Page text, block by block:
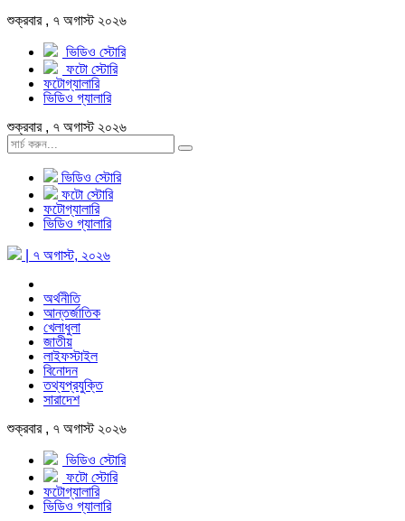
শুক্রবার , ৭ অগাস্ট ২০২৬
ভিডিও স্টোরি
ফটো স্টোরি
ফটোগ্যালারি
ভিডিও গ্যালারি
শুক্রবার , ৭ অগাস্ট ২০২৬
ভিডিও স্টোরি
ফটো স্টোরি
ফটোগ্যালারি
ভিডিও গ্যালারি
| ৭ অগাস্ট, ২০২৬
অর্থনীতি
আন্তর্জাতিক
খেলাধুলা
জাতীয়
লাইফস্টাইল
বিনোদন
তথ্যপ্রযুক্তি
সারাদেশ
শুক্রবার , ৭ অগাস্ট ২০২৬
ভিডিও স্টোরি
ফটো স্টোরি
ফটোগ্যালারি
ভিডিও গ্যালারি